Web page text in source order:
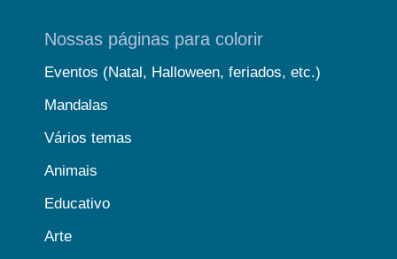
Nossas páginas para colorir
Eventos (Natal, Halloween, feriados, etc.)
Mandalas
Vários temas
Animais
Educativo
Arte